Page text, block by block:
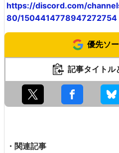
https://discord.com/
80/1504414778947272754
優先ソ
記事タイトル
・関連記事